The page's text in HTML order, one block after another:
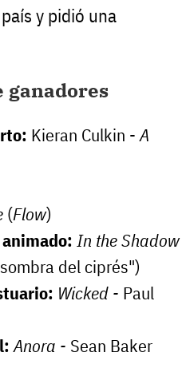
y pidió una
ganadores
Kieran Culkin - A
(Flow)
In the Shadow
del ciprés")
Wicked - Paul
Anora - Sean Baker